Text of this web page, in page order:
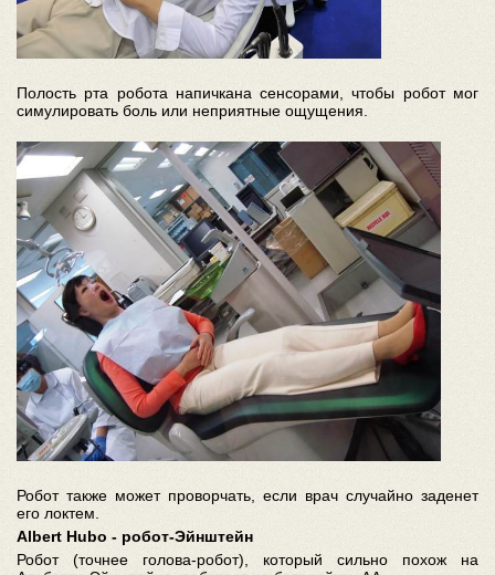
Полость рта робота напичкана сенсорами, чтобы робот мог
симулировать боль или неприятные ощущения.
Робот также может проворчать, если врач случайно заденет
его локтем.
Albert Hubo - робот-Эйнштейн
Робот (точнее голова-робот), который сильно похож на